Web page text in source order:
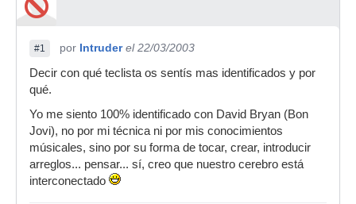
#1 por Intruder el 22/03/2003
Decir con qué teclista os sentís mas identificados y por
qué.
Yo me siento 100% identificado con David Bryan (Bon
Jovi), no por mi técnica ni por mis conocimientos
músicales, sino por su forma de tocar, crear, introducir
arreglos... pensar... sí, creo que nuestro cerebro está
interconectado